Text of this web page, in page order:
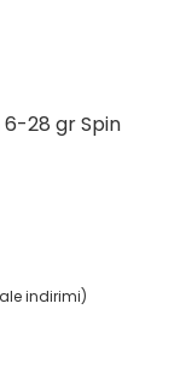
28 gr Spin
indirimi)